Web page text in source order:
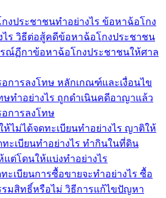
งประชาชนทำอย่างไร ข้อหาฉ้อโกง
ไร วิธีต่อสู้คดีข้อหาฉ้อโกงประชาชน
ณ์ฏีกาข้อหาฉ้อโกงประชาชนให้ศาล
อการลงโทษ หลักเกณฑ์และเงื่อนไข
ษทำอย่างไร ถูกดำเนินคดีอาญาแล้ว
การลงโทษ
ไม่ได้จดทะเบียนทำอย่างไร ญาติให้
ะเบียนทำอย่างไร ทำกินในที่ดิน
แต่โดนให้แบ่งทำอย่างไร
ะเบียนการซื้อขายจะทำอย่างไร ซื้อ
มสิทธิ์หรือไม่ วิธีการแก้ไขปัญหา